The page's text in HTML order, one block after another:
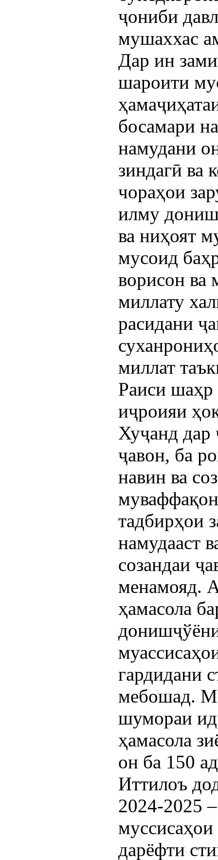
ҷониби
мушаххас
Дар ин
шароити
босамари
намудани
зиндагӣ ва
чораҳои
илму
ва ниҳоят
мусоид
ворисон ва
миллату
расидани
миллат
Раиси
иҷроияи
Хуҷанд дар
ҷавон, ба
навин ва
тадбирҳои
намудааст
созандаи
менамояд.
ҳамасола
гардидани
мебошад.
шумораи
ҳамасола
он ба 150
Иттилоъ
2024-2025
дарёфти